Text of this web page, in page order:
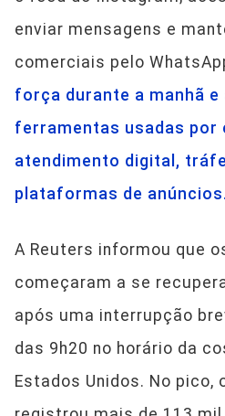
enviar mensagens e
comerciais pelo
força durante a manhã e
ferramentas usadas por
atendimento digital,
plataformas de anúncios.
A Reuters informou que
começaram a se
após uma interrupção
das 9h20 no horário da
Estados Unidos. No pico,